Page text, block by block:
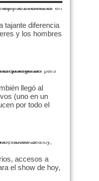
tajante diferencia
y los hombres
llegó al
(uno en un
por todo el
accesos a
el show de hoy,